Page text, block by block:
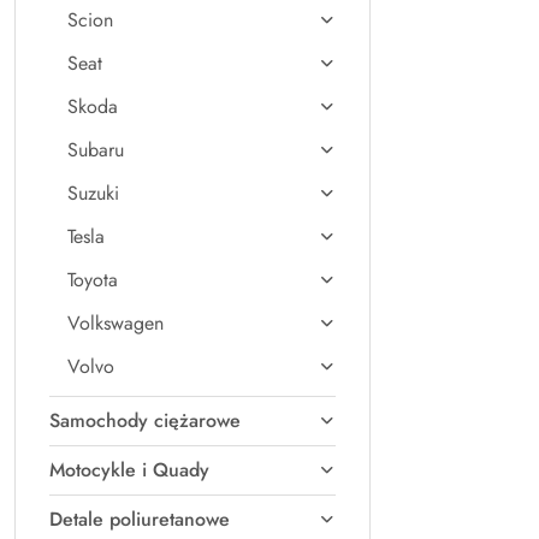
Scion
Seat
Skoda
Subaru
Suzuki
Tesla
Toyota
Volkswagen
Volvo
Samochody ciężarowe
Motocykle i Quady
Detale poliuretanowe